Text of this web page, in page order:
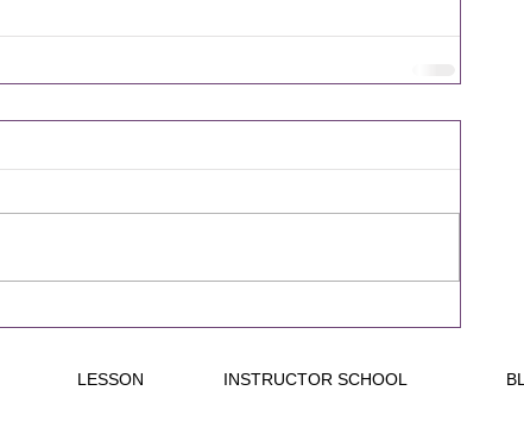
LESSON INSTRUCTOR SCHOOL